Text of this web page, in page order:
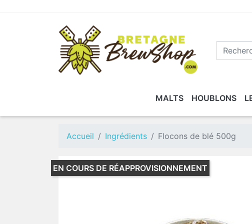
MALTS
MALTS DE BASE MALTS SPÉCIAUX
HOUBLONS
FERMENTIS LALLEMAND DLUO DÉPASSÉE
MATÉRIEL DE MESURE BRASSAGE
KITS DE BRASSAGE KITS RECETTES
Accueil Ingrédients Flocons de blé 500g
EN COURS DE RÉAPPROVISIONNEMENT